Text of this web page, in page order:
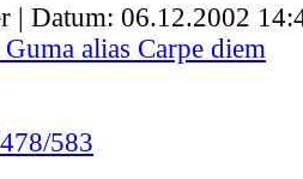
| Datum: 06.12.2002
alias Carpe diem
583